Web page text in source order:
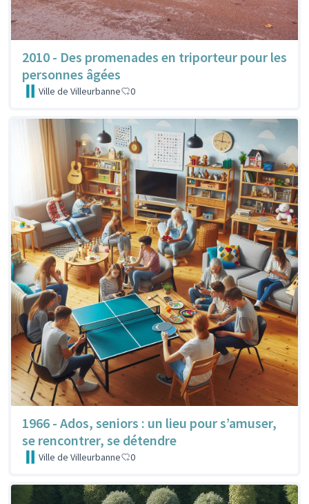
2010 - Des promenades en triporteur pour les
personnes âgées
Ville de Villeurbanne 0
1966 - Ados, seniors : un lieu pour s’amuser,
se rencontrer, se détendre
Ville de Villeurbanne 0